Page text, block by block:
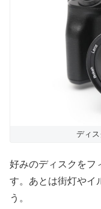
ディ
好みのディスクをフ
す。あとは街灯やイ
う。